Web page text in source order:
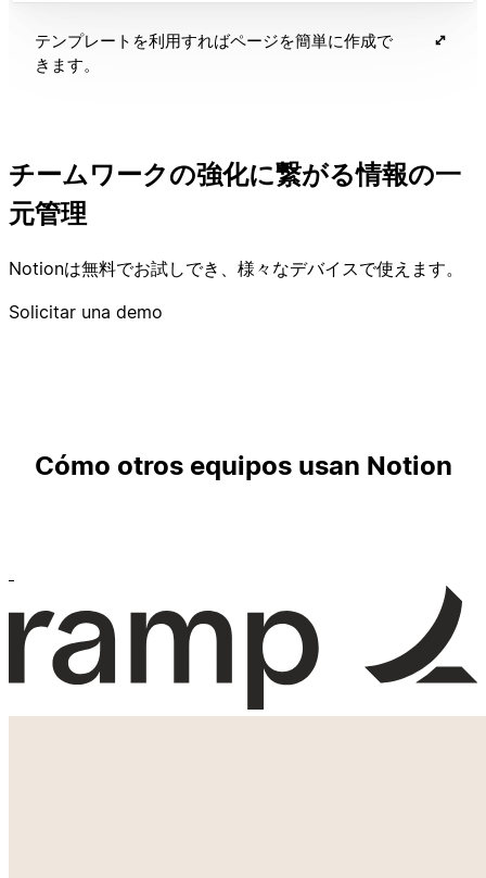
テンプレートを利用すればページを簡単に作成で
きます。
チームワークの強化に繋がる情報の一
元管理
Notionは無料でお試しでき、様々なデバイスで使えます。
Solicitar una demo
Cómo otros equipos usan Notion